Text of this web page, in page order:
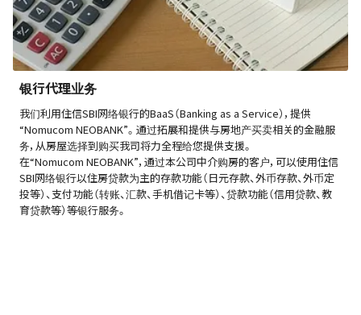
银行代理业务
我们利用住信SBI网络银行的BaaS（Banking as a Service），提供
“Nomucom NEOBANK”。通过拓展和提供与房地产买卖相关的金融服
务，从房屋选择到购买我司将力全程给您提供支援。
在“Nomucom NEOBANK”，通过本公司中介购房的客户，可以使用住信
SBI网络银行以住房贷款为主的存款功能（日元存款、外币存款、外币定
投等）、支付功能（转账、汇款、手机借记卡等）、贷款功能（信用贷款、教
育贷款等）等银行服务。